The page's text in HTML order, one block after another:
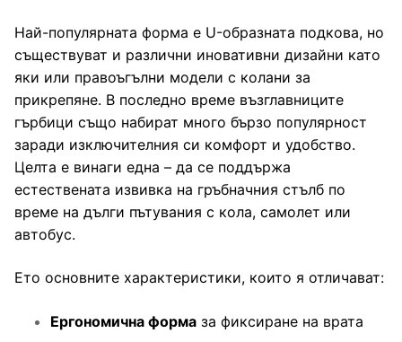
Най-популярната форма е U-образната подкова, но
съществуват и различни иновативни дизайни като
яки или правоъгълни модели с колани за
прикрепяне. В последно време възглавниците
гърбици също набират много бързо популярност
заради изключителния си комфорт и удобство.
Целта е винаги една – да се поддържа
естествената извивка на гръбначния стълб по
време на дълги пътувания с кола, самолет или
автобус.
Ето основните характеристики, които я отличават:
Ергономична форма за фиксиране на врата